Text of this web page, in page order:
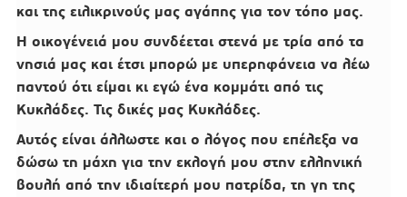
και της ειλικρινούς μας αγάπης για τον τόπο μας.
Η οικογένειά μου συνδέεται στενά με τρία από τα
νησιά μας και έτσι μπορώ με υπερηφάνεια να λέω
παντού ότι είμαι κι εγώ ένα κομμάτι από τις
Κυκλάδες. Τις δικές μας Κυκλάδες.
Αυτός είναι άλλωστε και ο λόγος που επέλεξα να
δώσω τη μάχη για την εκλογή μου στην ελληνική
βουλή από την ιδιαίτερή μου πατρίδα, τη γη της